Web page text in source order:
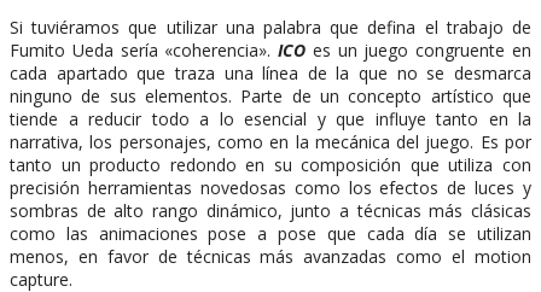
Si tuviéramos que utilizar una palabra que defina el trabajo de
Fumito Ueda sería «coherencia».ICO es un juego congruente en
cada apartado que traza una línea de la que no se desmarca
ninguno de sus elementos. Parte de un concepto artístico que
tiende a reducir todo a lo esencial y que influye tanto en la
narrativa, los personajes, como en la mecánica del juego. Es por
tanto un producto redondo en su composición que utiliza con
precisión herramientas novedosas como los efectos de luces y
sombras de alto rango dinámico, junto a técnicas más clásicas
como las animaciones pose a pose que cada día se utilizan
menos, en favor de técnicas más avanzadas como el motion
capture.